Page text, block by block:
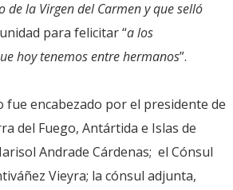
de la Virgen del Carmen y que selló
para felicitar “a los
hoy tenemos entre hermanos”.
fue encabezado por el presidente de
del Fuego, Antártida e Islas de
Andrade Cárdenas; el Cónsul
Vieyra; la cónsul adjunta,